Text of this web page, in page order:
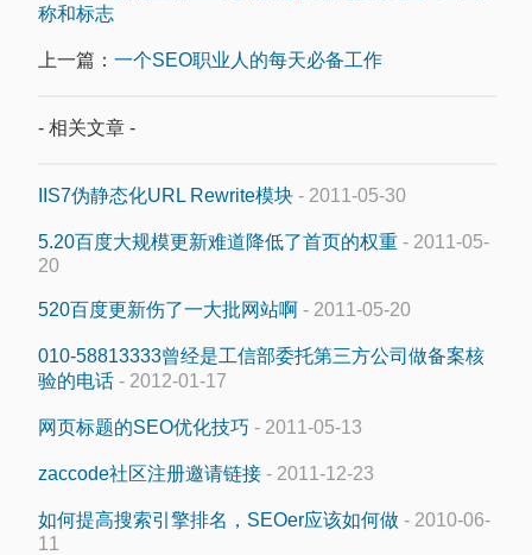
称和标志
上一篇： 一个SEO职业人的每天必备工作
- 相关文章 -
IIS7伪静态化URL Rewrite模块 - 2011-05-30
5.20百度大规模更新难道降低了首页的权重 - 2011-05-
20
520百度更新伤了一大批网站啊 - 2011-05-20
010-58813333曾经是工信部委托第三方公司做备案核
验的电话 - 2012-01-17
网页标题的SEO优化技巧 - 2011-05-13
zaccode社区注册邀请链接 - 2011-12-23
如何提高搜索引擎排名，SEOer应该如何做 - 2010-06-
11